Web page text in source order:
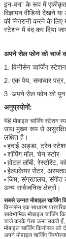
इन-वन" के रूप में एकीकृत
विज्ञापन वीडियो देखने
की निगरानी करने के
स्टेशन में बंद कर दिया
अपने सेल फोन को चार्ज
1. विनीसेन चार्जिंग
2. एक पेय, समाचार पत्र,
3. अपने सेल फोन को
अनुप्रयोगों:
यह मोबाइल चार्जिंग स्टेशन
साथ मुख्य रूप से असुरक्षित
लक्षित है।
• हवाई अड्डा, ट्रेन
• शॉपिंग मॉल, चेन स्टोर
• होटल लॉबी, रेस्टोरेंट,
• हेल्थकेयर सेंटर,
• जिम, संग्रहालय, संगीत
अन्य सार्वजनिक क्षेत्रों।
सबसे उन्नत मोबाइल चार्जिंग
विन्नसेन एक साधारण
सार्वभौमिक मोबाइल चार्जिंग
चार्ज करके पैसा कमा सकते हैं,
मोबाइल चार्जिंग कियोस्क
अपने मोबाइल चार्जिंग